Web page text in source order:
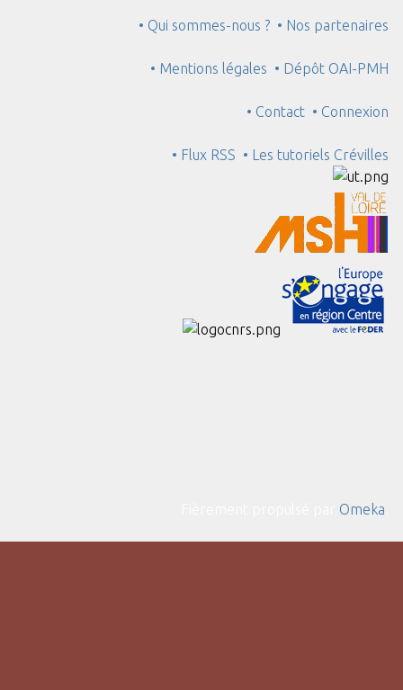
• Qui sommes-nous ? • Nos partenaires
• Mentions légales • Dépôt OAI-PMH
• Contact • Connexion
• Flux RSS • Les tutoriels Crévilles
Omeka